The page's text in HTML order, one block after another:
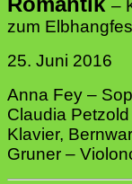
–
zum
25. Juni 2016
Anna Fey –
Claudia
Klavier,
Gruner –